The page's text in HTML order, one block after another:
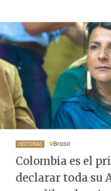
HISTORIAS Brasil
Colombia es el
declarar toda su